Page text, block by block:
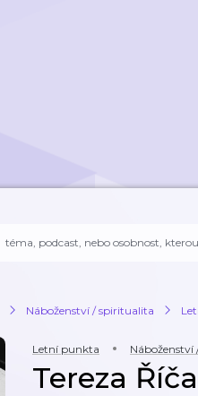
Náboženství / spiritualita
Letní punkta
Tereza